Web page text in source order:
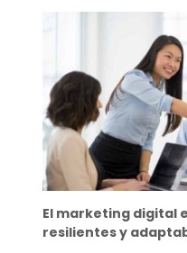
El marketing digital
resilientes y